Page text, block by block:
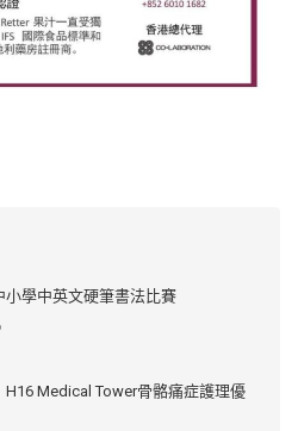
小學中英文硬筆書法比賽
H16 Medical Tower骨骼痛症護理優